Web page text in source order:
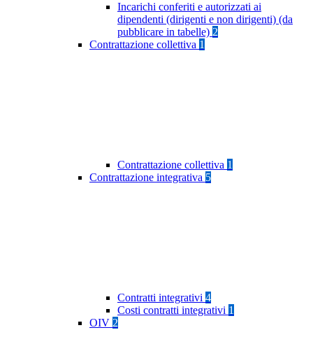
Incarichi conferiti e autorizzati ai
dipendenti (dirigenti e non dirigenti) (da
pubblicare in tabelle) 2
Contrattazione collettiva 1
Contrattazione collettiva 1
Contrattazione integrativa 5
Contratti integrativi 4
Costi contratti integrativi 1
OIV 2